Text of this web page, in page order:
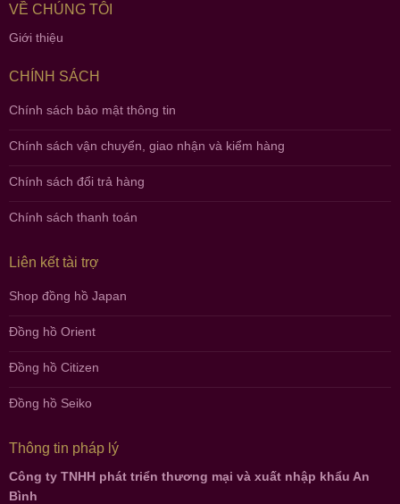
VỀ CHÚNG TÔI
Giới thiệu
CHÍNH SÁCH
Chính sách bảo mật thông tin
Chính sách vận chuyển, giao nhận và kiểm hàng
Chính sách đổi trả hàng
Chính sách thanh toán
Liên kết tài trợ
Shop đồng hồ Japan
Đồng hồ Orient
Đồng hồ Citizen
Đồng hồ Seiko
Thông tin pháp lý
Công ty TNHH phát triển thương mại và xuất nhập khẩu An
Bình